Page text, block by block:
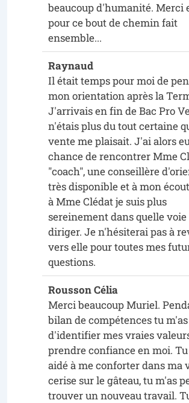
beaucoup d'humanité. Merci
pour ce bout de chemin fait
ensemble...
Raynaud
Il était temps pour moi de
mon orientation après la
J'arrivais en fin de Bac Pro
n'étais plus du tout certaine
vente me plaisait. J'ai alors
chance de rencontrer Mme
"coach", une conseillère
très disponible et à mon
à Mme Clédat je suis plus
sereinement dans quelle voie
diriger. Je n'hésiterai pas à
vers elle pour toutes mes
questions.
Rousson Célia
Merci beaucoup Muriel.
bilan de compétences tu
d'identifier mes vraies
prendre confiance en moi.
aidé à me conforter dans ma
cerise sur le gâteau, tu m'as
trouver un nouveau travail.